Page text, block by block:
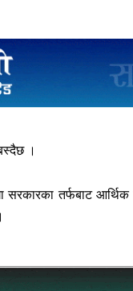
।
तर्फबाट आर्थिक